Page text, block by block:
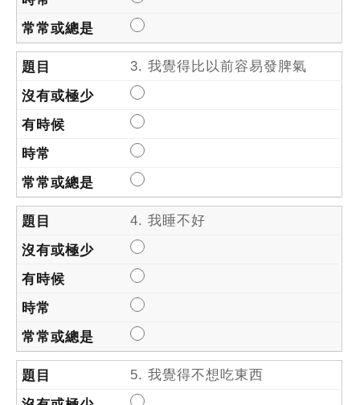
3. 我覺得比以前容易發脾氣
4. 我睡不好
5. 我覺得不想吃東西